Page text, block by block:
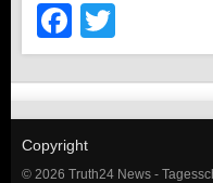
Facebook
Copyright
© 2026 Truth24 News -